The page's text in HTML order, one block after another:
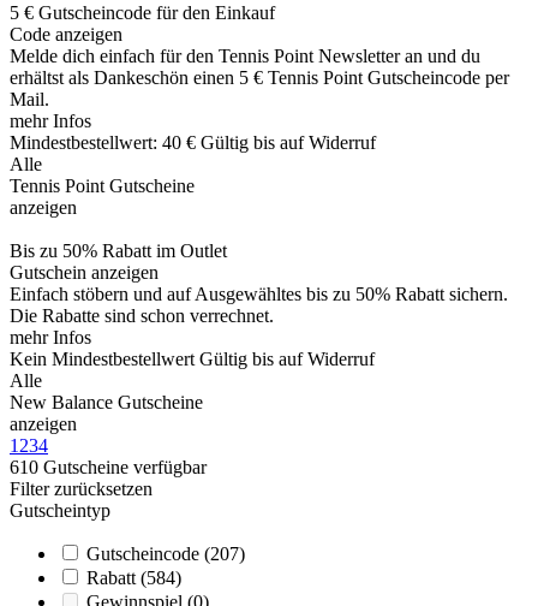
5 € Gutscheincode für den Einkauf
Code anzeigen
Melde dich einfach für den Tennis Point Newsletter an und du
erhältst als Dankeschön einen 5 € Tennis Point Gutscheincode per
Mail.
mehr Infos
Mindestbestellwert: 40 € Gültig bis auf Widerruf
Alle
Tennis Point Gutscheine
anzeigen
Bis zu 50% Rabatt im Outlet
Gutschein anzeigen
Einfach stöbern und auf Ausgewähltes bis zu 50% Rabatt sichern.
Die Rabatte sind schon verrechnet.
mehr Infos
Kein Mindestbestellwert Gültig bis auf Widerruf
Alle
New Balance Gutscheine
anzeigen
1 234
610 Gutscheine verfügbar
Filter zurücksetzen
Gutscheintyp
Gutscheincode (207)
Rabatt (584)
Gewinnspiel (0)